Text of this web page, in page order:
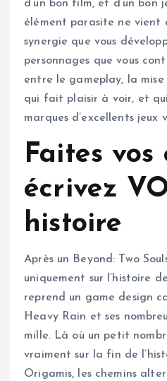
d’un bon film, et d’un bon
élément parasite ne vient
synergie que vous
personnages que vous
entre le gameplay, la
qui fait plaisir à voir, et qui
marques d’excellents jeux
Faites vos
écrivez
histoire
Après un Beyond: Two
uniquement sur l’histoire
reprend un game design
Heavy Rain et ses
mille. Là où un petit
vraiment sur la fin de
Origamis, les chemins